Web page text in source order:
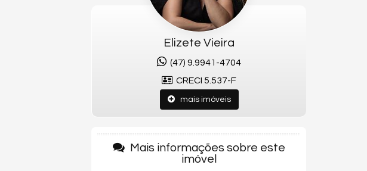
Elizete Vieira
(47) 9.9941-4704
CRECI 5.537-F
mais imóveis
Mais informações sobre este
imóvel